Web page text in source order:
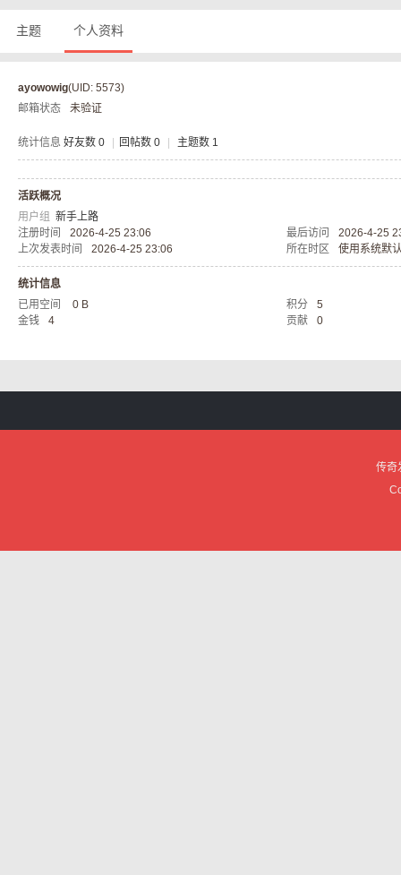
服
主题 个人资料
ayowowig(UID: 5573)
邮箱状态
未验证
统计信息 好友数 0 回帖数 0 主题数 1
活跃概况
用户组 新手上路
注册时间
2026-4-25 23:06 最后访问
2026-4-25
上次发表时间
2026-4-25 23:06 所在时区 使用系统默
统计信息
已用空间
0 B 积分
5
金钱
4 贡献 0
传奇